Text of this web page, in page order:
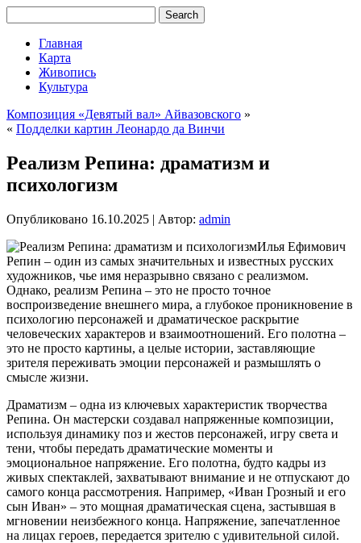
Главная
Карта
Живопись
Культура
Композиция «Девятый вал» Айвазовского »
« Подделки картин Леонардо да Винчи
Реализм Репина: драматизм и
психологизм
Опубликовано 16.10.2025 | Автор: admin
Илья Ефимович
Репин – один из самых значительных и известных русских
художников, чье имя неразрывно связано с реализмом.
Однако, реализм Репина – это не просто точное
воспроизведение внешнего мира, а глубокое проникновение в
психологию персонажей и драматическое раскрытие
человеческих характеров и взаимоотношений. Его полотна –
это не просто картины, а целые истории, заставляющие
зрителя переживать эмоции персонажей и размышлять о
смысле жизни.
Драматизм – одна из ключевых характеристик творчества
Репина. Он мастерски создавал напряженные композиции,
используя динамику поз и жестов персонажей, игру света и
тени, чтобы передать драматические моменты и
эмоциональное напряжение. Его полотна, будто кадры из
живых спектаклей, захватывают внимание и не отпускают до
самого конца рассмотрения. Например, «Иван Грозный и его
сын Иван» – это мощная драматическая сцена, застывшая в
мгновении неизбежного конца. Напряжение, запечатленное
на лицах героев, передается зрителю с удивительной силой.